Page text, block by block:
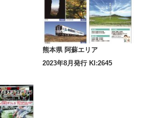
熊本県 阿蘇エリア
2023年8月発行 KI:2645